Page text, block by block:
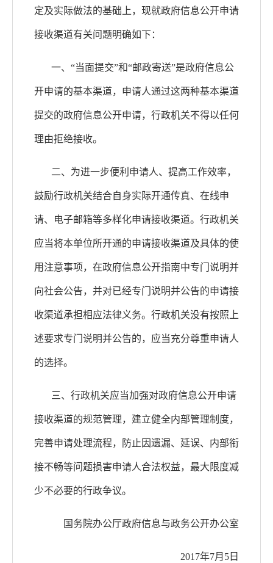
定及实际做法的基础上，现就政府信息公开申请
接收渠道有关问题明确如下：
一、 “当面提交”和“邮政寄送”是政府信息公
开申请的基本渠道，申请人通过这两种基本渠道
提交的政府信息公开申请，行政机关不得以任何
理由拒绝接收。
二、为进一步便利申请人、提高工作效率，
鼓励行政机关结合自身实际开通传真、在线申
请、电子邮箱等多样化申请接收渠道。行政机关
应当将本单位所开通的申请接收渠道及具体的使
用注意事项，在政府信息公开指南中专门说明并
向社会公告，并对已经专门说明并公告的申请接
收渠道承担相应法律义务。行政机关没有按照上
述要求专门说明并公告的，应当充分尊重申请人
的选择。
三、行政机关应当加强对政府信息公开申请
接收渠道的规范管理，建立健全内部管理制度，
完善申请处理流程，防止因遗漏、延误、内部衔
接不畅等问题损害申请人合法权益，最大限度减
少不必要的行政争议。
国务院办公厅政府信息与政务公开办公室
2017年7月5日